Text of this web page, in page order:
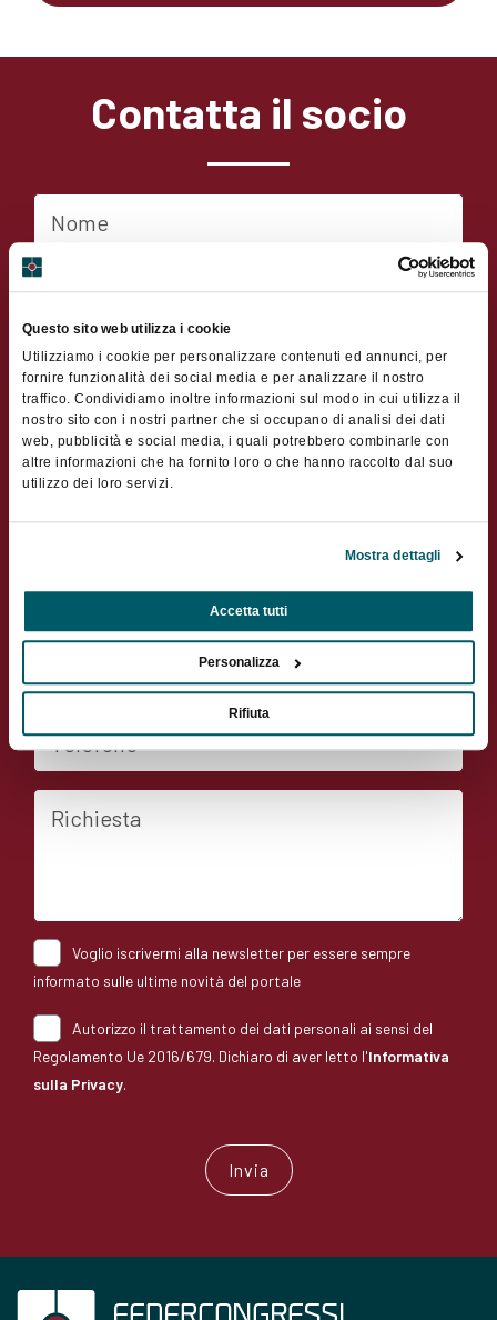
Questo sito web utilizza i cookie
Utilizziamo i cookie per personalizzare contenuti ed annunci, per
fornire funzionalità dei social media e per analizzare il nostro
traffico. Condividiamo inoltre informazioni sul modo in cui utilizza il
nostro sito con i nostri partner che si occupano di analisi dei dati
web, pubblicità e social media, i quali potrebbero combinarle con
altre informazioni che ha fornito loro o che hanno raccolto dal suo
utilizzo dei loro servizi.
Mostra dettagli
Accetta tutti
Personalizza
Rifiuta
Contatta il socio
Nome
Cognome
Indirizzo
CAP
Richiesta
Voglio iscrivermi alla newsletter per essere sempre
informato sulle ultime novità del portale
Autorizzo il trattamento dei dati personali ai sensi del
Regolamento Ue 2016/679. Dichiaro di aver letto l'Informativa
sulla Privacy.